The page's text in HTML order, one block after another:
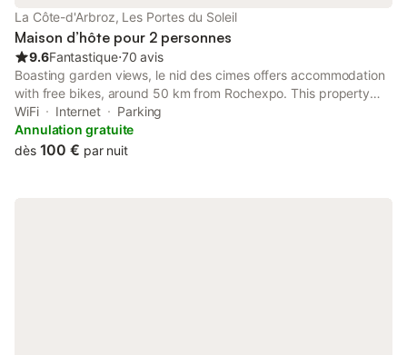
La Côte-d'Arbroz, Les Portes du Soleil
Maison d’hôte pour 2 personnes
9.6Fantastique⋅70 avis
Boasting garden views, le nid des cimes offers accommodation
with free bikes, around 50 km from Rochexpo. This property
offers access to a terrace, free private parking and free WiFi.
WiFi Internet
Parking
Annulation gratuite
dès 100 € par nuit